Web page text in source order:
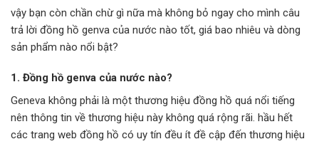
vậy bạn còn chần chừ gì nữa mà không bỏ ngay cho mình câu
trả lời đồng hồ genva của nước nào tốt, giá bao nhiêu và dòng
sản phẩm nào nổi bật?
1. Đồng hồ genva của nước nào?
Geneva không phải là một thương hiệu đồng hồ quá nổi tiếng
nên thông tin về thương hiệu này không quá rộng rãi. hầu hết
các trang web đồng hồ có uy tín đều ít đề cập đến thương hiệu